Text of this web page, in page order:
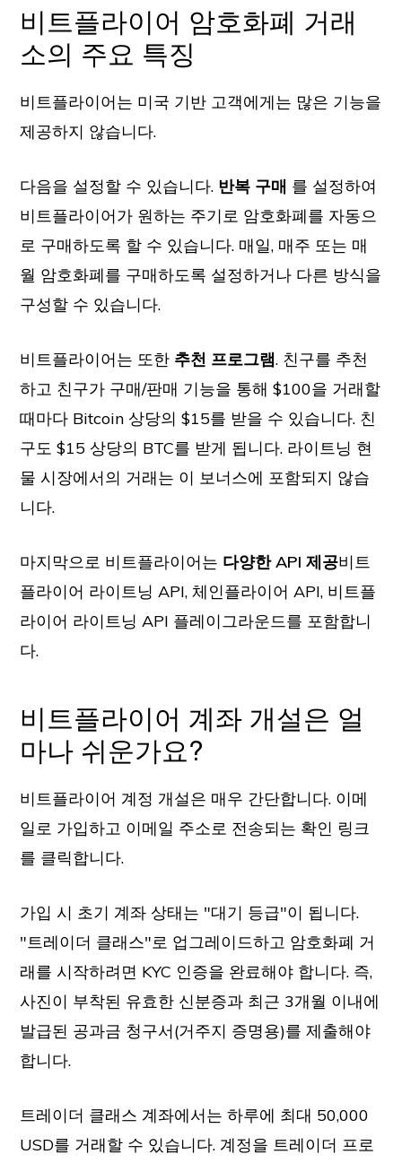
비트플라이어 암호화폐 거래
소의 주요 특징
비트플라이어는 미국 기반 고객에게는 많은 기능을
제공하지 않습니다.
다음을 설정할 수 있습니다. 반복 구매 를 설정하여
비트플라이어가 원하는 주기로 암호화폐를 자동으
로 구매하도록 할 수 있습니다. 매일, 매주 또는 매
월 암호화폐를 구매하도록 설정하거나 다른 방식을
구성할 수 있습니다.
비트플라이어는 또한 추천 프로그램. 친구를 추천
하고 친구가 구매/판매 기능을 통해 $100을 거래할
때마다 Bitcoin 상당의 $15를 받을 수 있습니다. 친
구도 $15 상당의 BTC를 받게 됩니다. 라이트닝 현
물 시장에서의 거래는 이 보너스에 포함되지 않습
니다.
마지막으로 비트플라이어는 다양한 API 제공비트
플라이어 라이트닝 API, 체인플라이어 API, 비트플
라이어 라이트닝 API 플레이그라운드를 포함합니
다.
비트플라이어 계좌 개설은 얼
마나 쉬운가요?
비트플라이어 계정 개설은 매우 간단합니다. 이메
일로 가입하고 이메일 주소로 전송되는 확인 링크
를 클릭합니다.
가입 시 초기 계좌 상태는 "대기 등급"이 됩니다.
"트레이더 클래스"로 업그레이드하고 암호화폐 거
래를 시작하려면 KYC 인증을 완료해야 합니다. 즉,
사진이 부착된 유효한 신분증과 최근 3개월 이내에
발급된 공과금 청구서(거주지 증명용)를 제출해야
합니다.
트레이더 클래스 계좌에서는 하루에 최대 50,000
USD를 거래할 수 있습니다. 계정을 트레이더 프로